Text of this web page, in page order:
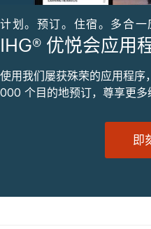
计划。预订。住宿。多合一
IHG® 优悦会应用
使用我们屡获殊荣的应用程序
000 个目的地预订，尊享更多
即